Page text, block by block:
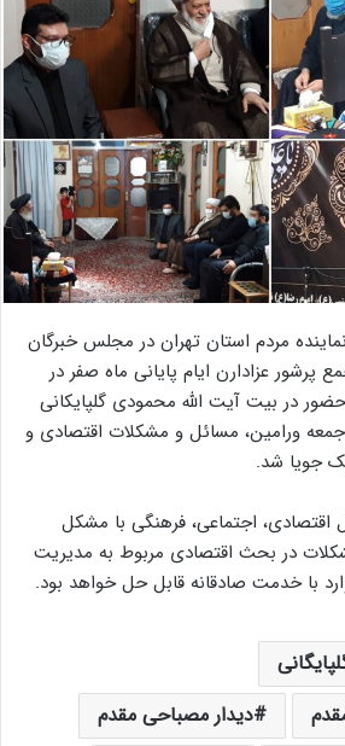
مردم استان تهران در مجلس خبرگان
عزادارن ایام پایانی ماه صفر در
در بیت آیت الله محمودی گلپایکانی
جمعه ورامین، مسائل و مشکلات اقتصادی و
جویا شد.
اجتماعی، فرهنگی با مشکل
در بحث اقتصادی مربوط به مدیریت
با خدمت صادقانه قابل حل خواهد بود.
دیدار مصباحی مقدم